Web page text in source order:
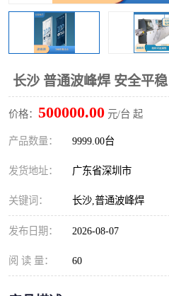
长沙 普通波峰焊 安全平
价格： 500000.00 元/台 起
产品数量： 9999.00台
发货地址： 广东省深圳市
关键词： 长沙,普通波峰焊
发布日期： 2026-08-07
阅 读 量： 60